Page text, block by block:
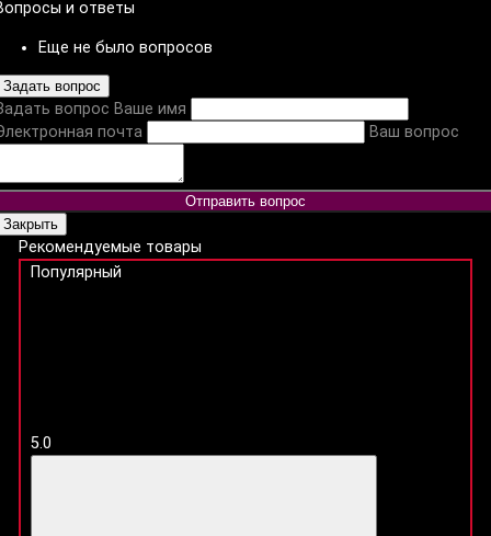
и ответы
Еще не было вопросов
Задать вопрос
вопрос Ваше имя
почта
Ваш вопрос
Отправить вопрос
Закрыть
Рекомендуемые товары
Популярный
5.0